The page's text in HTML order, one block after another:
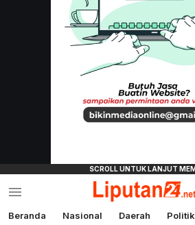
liputan24.net
Beranda Nasional Daerah Politik